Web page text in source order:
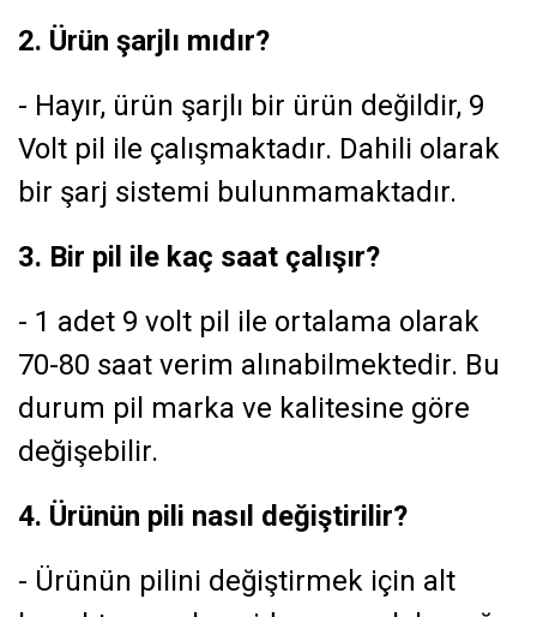
2. Ürün şarjlı mıdır?
- Hayır, ürün şarjlı bir ürün değildir, 9
Volt pil ile çalışmaktadır. Dahili olarak
bir şarj sistemi bulunmamaktadır.
3. Bir pil ile kaç saat çalışır?
- 1 adet 9 volt pil ile ortalama olarak
70-80 saat verim alınabilmektedir. Bu
durum pil marka ve kalitesine göre
değişebilir.
4. Ürünün pili nasıl değiştirilir?
- Ürünün pilini değiştirmek için alt